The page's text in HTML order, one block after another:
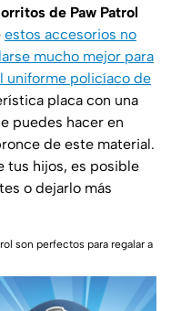
de Paw Patrol
estos accesorios no
mucho mejor para
uniforme policíaco de
placa con una
puedes hacer en
de este material.
tus hijos, es posible
o dejarlo más
son perfectos para regalar a